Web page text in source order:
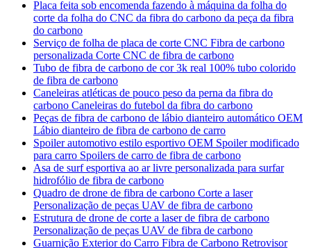
Placa feita sob encomenda fazendo à máquina da folha do
corte da folha do CNC da fibra do carbono da peça da fibra
do carbono
Serviço de folha de placa de corte CNC Fibra de carbono
personalizada Corte CNC de fibra de carbono
Tubo de fibra de carbono de cor 3k real 100% tubo colorido
de fibra de carbono
Caneleiras atléticas de pouco peso da perna da fibra do
carbono Caneleiras do futebol da fibra do carbono
Peças de fibra de carbono de lábio dianteiro automático OEM
Lábio dianteiro de fibra de carbono de carro
Spoiler automotivo estilo esportivo OEM Spoiler modificado
para carro Spoilers de carro de fibra de carbono
Asa de surf esportiva ao ar livre personalizada para surfar
hidrofólio de fibra de carbono
Quadro de drone de fibra de carbono Corte a laser
Personalização de peças UAV de fibra de carbono
Estrutura de drone de corte a laser de fibra de carbono
Personalização de peças UAV de fibra de carbono
Guarnição Exterior do Carro Fibra de Carbono Retrovisor